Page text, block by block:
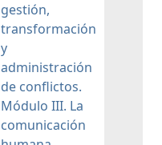
gestión,
transformación
y
administración
de conflictos.
Módulo III. La
comunicación